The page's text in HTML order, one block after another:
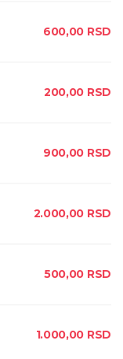
600,00 RSD
200,00 RSD
900,00 RSD
2.000,00 RSD
500,00 RSD
1.000,00 RSD